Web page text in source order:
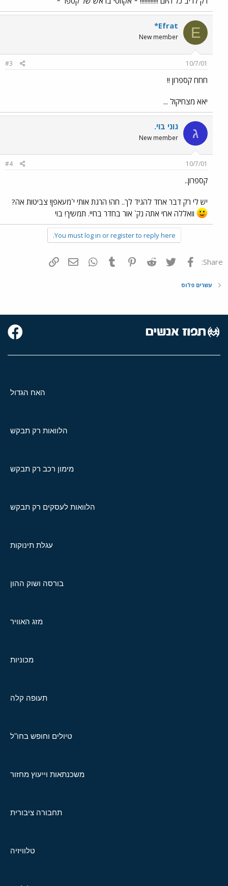
E
*Efrat
New member
10/7/01
#3
חחח קספרון !!
יאא מצחיקול ...
ג גוני בוי.
New member
10/7/01
#4
קספרון..
יש לי רק דבר אחד להגיד לך.. חה! הרגת אותי י`מעאפן! צביטות אה?
וואללה אחי אתה נק` אור בחדר בחיי. תמשיך! בוי
You must log in or register to reply here.
Share: פייסבוק Twitter
Reddit
Pinterest
Tumblr
WhatsAppדואר אלקטרוני
עשרים פלוס
האח הגדול
הלוואות רק תבקש
מימון רכב רק תבקש
הלוואות לעסקים רק תבקש
עגלת תינוקות
בורסה ושוק ההון
מזג האוויר
מכוניות
תעופה קלה
טיולים וחופש בחו"ל
משכנתאות וייעוץ מחזור
תחבורה ציבורית
טלוויזיה